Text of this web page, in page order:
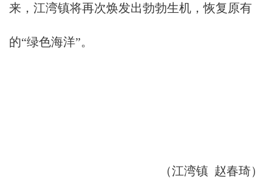
来，江湾镇将再次焕发出勃勃生机，恢复原有
的“绿色海洋”。
（江湾镇 赵春琦）